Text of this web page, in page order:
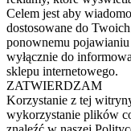
Celem jest aby
dostosowane do
ponownemu pojawianiu
wyłącznie do
sklepu internetowego.
ZATWIERDZAM
Korzystanie z tej
wykorzystanie plików